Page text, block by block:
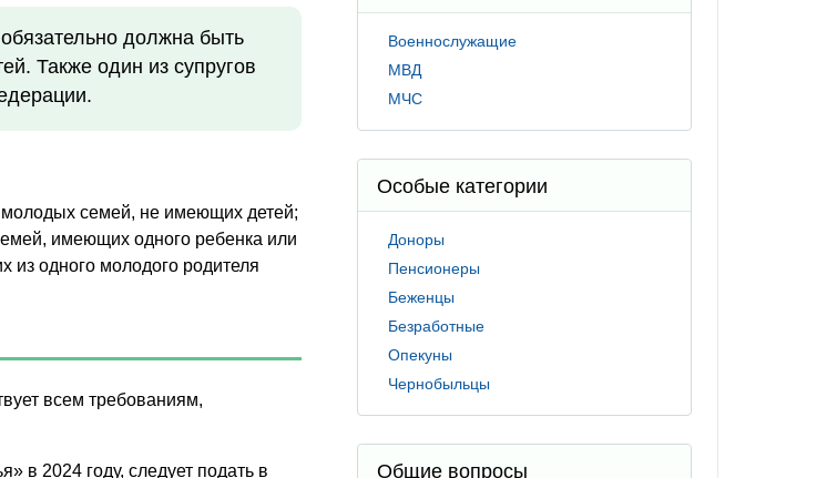
должна быть
Также один из супругов
молодых семей, не имеющих детей;
имеющих одного ребенка или
из одного молодого родителя
всем требованиям,
в 2024 году, следует подать в
Военнослужащие
МВД
МЧС
Особые категории
Доноры
Пенсионеры
Беженцы
Безработные
Опекуны
Чернобыльцы
Общие вопросы